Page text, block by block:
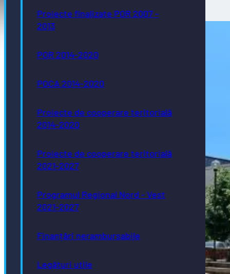
Proiecte finalizate POR 2007 -
2013
POR 2014-2020
POCA 2014-2020
Proiecte de cooperare teritorială
2014-2020
Proiecte de cooperare teritorială
2021-2027
Programul Regional Nord - Vest
2021-2027
Finanțări nerambursabile
Legături utile